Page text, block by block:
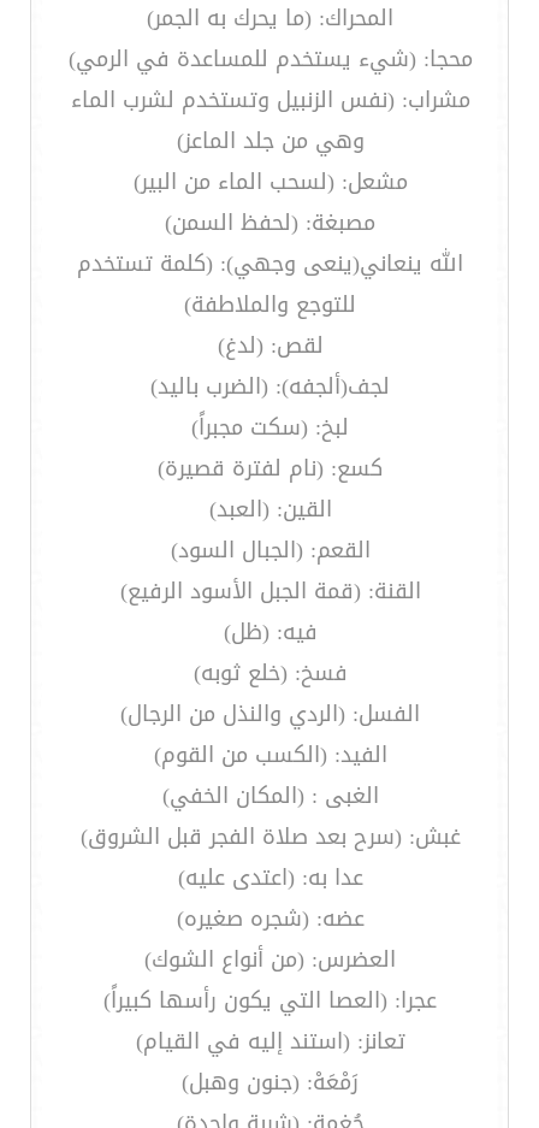
المحراك: (ما يحرك به الجمر)
محجا: (شيء يستخدم للمساعدة في الرمي)
مشراب: (نفس الزنبيل وتستخدم لشرب الماء
وهي من جلد الماعز)
مشعل: (لسحب الماء من البير)
مصبغة: (لحفظ السمن)
الله ينعاني(ينعى وجهي): (كلمة تستخدم
للتوجع والملاطفة)
لقص: (لدغ)
لجف(ألجفه): (الضرب باليد)
لبخ: (سكت مجبراً)
كسع: (نام لفترة قصيرة)
القين: (العبد)
القعم: (الجبال السود)
القنة: (قمة الجبل الأسود الرفيع)
فيه: (ظل)
فسخ: (خلع ثوبه)
الفسل: (الردي والنذل من الرجال)
الفيد: (الكسب من القوم)
الغبى : (المكان الخفي)
غبش: (سرح بعد صلاة الفجر قبل الشروق)
عدا به: (اعتدى عليه)
عضه: (شجره صغيره)
العضرس: (من أنواع الشوك)
عجرا: (العصا التي يكون رأسها كبيراً)
تعانز: (استند إليه في القيام)
رَمْعَهْ: (جنون وهبل)